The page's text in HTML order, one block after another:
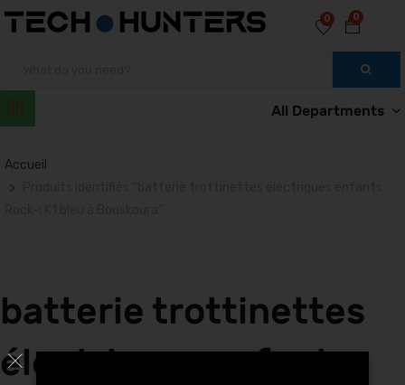
0
0
All Departments
Accueil
batterie trottinettes
électriques enfants